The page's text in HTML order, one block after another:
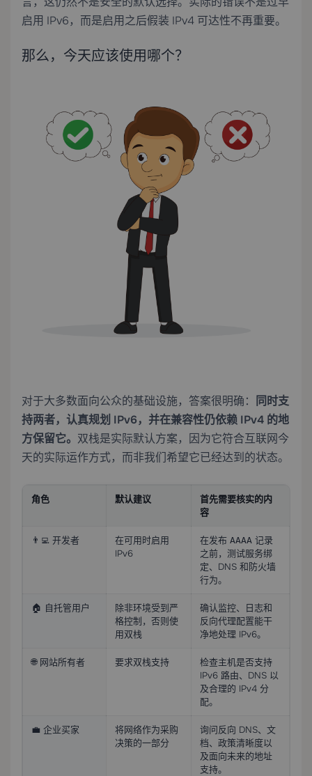
启用 IPv6，而是启用之后假装 IPv4 可达性不再重要。
那么，今天应该使用哪个？
对于大多数面向公众的基础设施，答案很明确：
同时支
持两者，认真规划 IPv6，并在兼容性仍依赖 IPv4 的地
方保留它。 双栈是实际默认方案，因为它符合互联网今
天的实际运作方式，而非我们希望它已经达到的状态。
角色 默认建议
首先需要核实的内
容
👨‍💻 开发者
在可用时启用
IPv6
在发布 AAAA 记录
之前，测试服务绑
定、DNS 和防火墙
行为。
🏠 自托管用户
除非环境受到严
格控制，否则使
用双栈
确认监控、日志和
反向代理配置能干
净地处理 IPv6。
🌐 网站所有者 要求双栈支持
检查主机是否支持
IPv6 路由、DNS 以
及合理的 IPv4 分
配。
💼 企业买家
将网络作为采购
决策的一部分
询问反向 DNS、文
档、政策清晰度以
及面向未来的地址
支持。